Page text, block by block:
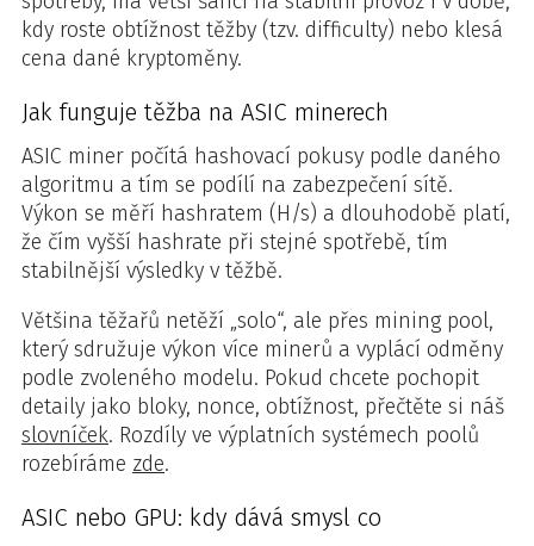
kdy roste obtížnost těžby (tzv. difficulty) nebo klesá
cena dané kryptoměny.
Jak funguje těžba na ASIC minerech
ASIC miner počítá hashovací pokusy podle daného
algoritmu a tím se podílí na zabezpečení sítě.
Výkon se měří hashratem (H/s) a dlouhodobě platí,
že čím vyšší hashrate při stejné spotřebě, tím
stabilnější výsledky v těžbě.
Většina těžařů netěží „solo“, ale přes mining pool,
který sdružuje výkon více minerů a vyplácí odměny
podle zvoleného modelu. Pokud chcete pochopit
detaily jako bloky, nonce, obtížnost, přečtěte si náš
slovníček. Rozdíly ve výplatních systémech poolů
rozebíráme zde.
ASIC nebo GPU: kdy dává smysl co